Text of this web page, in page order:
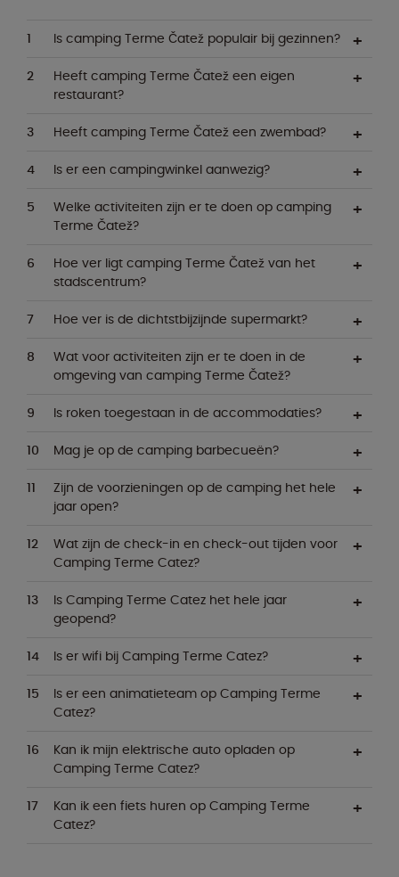
Is camping Terme Čatež populair bij gezinnen?
Heeft camping Terme Čatež een eigen
restaurant?
Heeft camping Terme Čatež een zwembad?
Is er een campingwinkel aanwezig?
Welke activiteiten zijn er te doen op camping
Terme Čatež?
Hoe ver ligt camping Terme Čatež van het
stadscentrum?
Hoe ver is de dichtstbijzijnde supermarkt?
Wat voor activiteiten zijn er te doen in de
omgeving van camping Terme Čatež?
Is roken toegestaan in de accommodaties?
Mag je op de camping barbecueën?
Zijn de voorzieningen op de camping het hele
jaar open?
Wat zijn de check-in en check-out tijden voor
Camping Terme Catez?
Is Camping Terme Catez het hele jaar
geopend?
Is er wifi bij Camping Terme Catez?
Is er een animatieteam op Camping Terme
Catez?
Kan ik mijn elektrische auto opladen op
Camping Terme Catez?
Kan ik een fiets huren op Camping Terme
Catez?